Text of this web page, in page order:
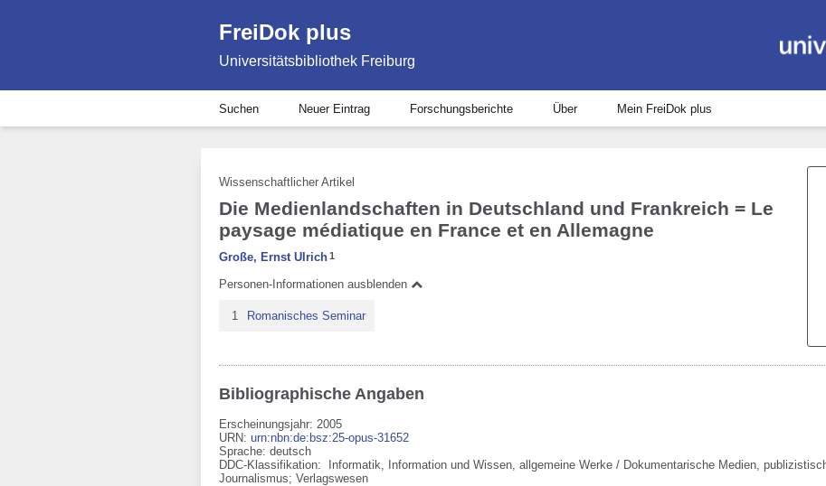
FreiDok plus
Universitätsbibliothek Freiburg
Suchen Neuer Eintrag Forschungsberichte Über Mein FreiDok plus
Wissenschaftlicher Artikel
Die Medienlandschaften in Deutschland und Frankreich = Le
paysage médiatique en France et en Allemagne
Große, Ernst Ulrich1
Personen-Informationen ausblenden
1 Romanisches Seminar
Bibliographische Angaben
Erscheinungsjahr: 2005
URN: urn:nbn:de:bsz:25-opus-31652
Sprache: deutsch
DDC-Klassifikation:
Informatik, Information und Wissen, allgemeine Werke / Dokumentarische Medien,
Journalismus; Verlagswesen